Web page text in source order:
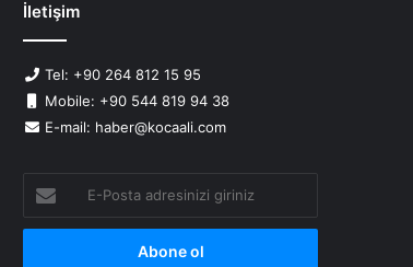
İletişim
Tel: +90 264 812 15 95
Mobile: +90 544 819 94 38
E-mail: haber@kocaali.com
Posta
adresinizi